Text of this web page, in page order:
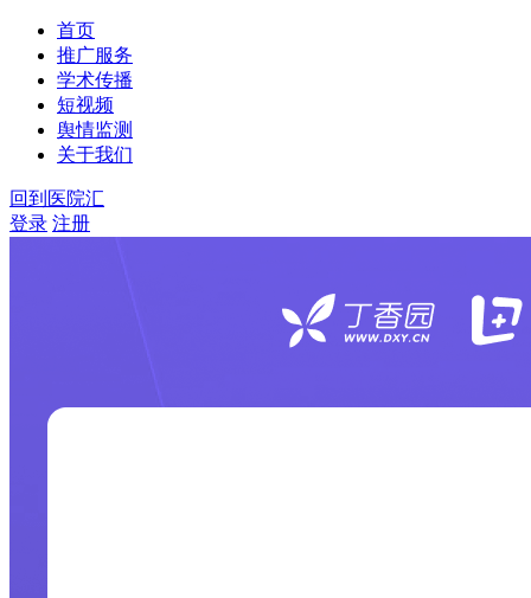
首页
推广服务
学术传播
短视频
舆情监测
关于我们
回到医院汇
登录 注册